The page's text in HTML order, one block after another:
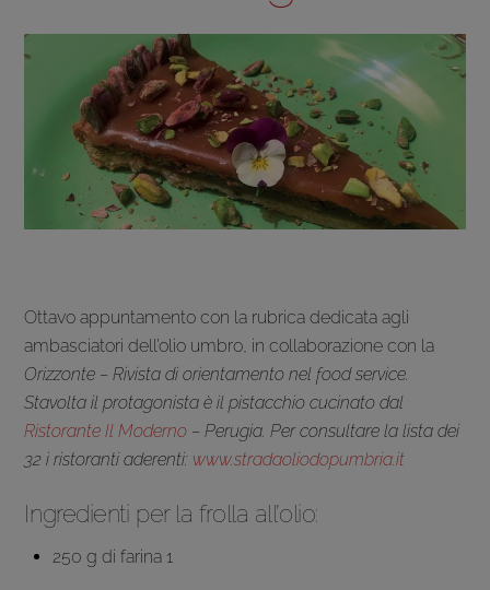
Ottavo appuntamento con la rubrica dedicata agli
ambasciatori dell’olio umbro, in collaborazione con la
Orizzonte – Rivista di orientamento nel food service.
Stavolta il protagonista è il pistacchio cucinato dal
Ristorante Il Moderno – Perugia. Per consultare la lista dei
32 i ristoranti aderenti: www.stradaoliodopumbria.it
Ingredienti per la frolla all’olio:
250 g di farina 1